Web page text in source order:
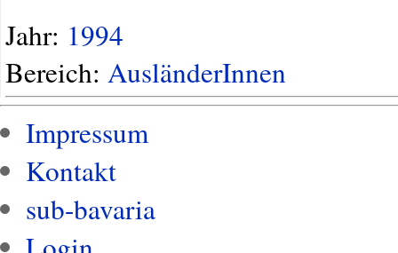
Jahr: 1994
Bereich: AusländerInnen
Impressum
Kontakt
sub-bavaria